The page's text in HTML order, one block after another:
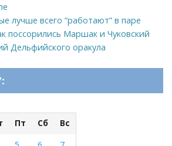
лучше всего “работают” в паре
поссорились Маршак и Чуковский
Дельфийского оракула
Пт Сб
Вс